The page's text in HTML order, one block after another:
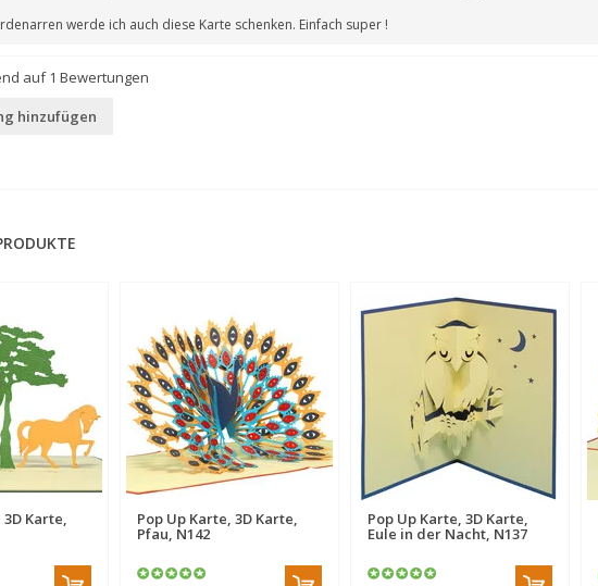
werde ich auch diese Karte schenken. Einfach super !
auf1 Bewertungen
hinzufügen
Karte, Pop Up Karte, 3D Karte,
Pfau, N142
Pop Up Karte, 3D Karte,
Eule in der Nacht, N137